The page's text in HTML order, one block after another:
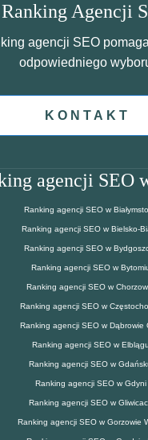
Ranking Agencji
agencji SEO
odpowiedniego
KONTAKT
agencji SEO
Ranking agencji SEO w
Ranking agencji SEO w Bielsko-
Ranking agencji SEO w
Ranking agencji SEO w
Ranking agencji SEO w
Ranking agencji SEO w
Ranking agencji SEO w Dąbrowie
Ranking agencji SEO w Elblągu
Ranking agencji SEO w
Ranking agencji SEO w Gdyni
Ranking agencji SEO w
Ranking agencji SEO w Gorzowie